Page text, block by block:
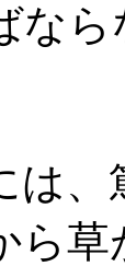
なら
、
ら